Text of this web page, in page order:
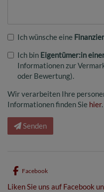
Ich wünsche eine
Ich bin Eigentümer:in
Informationen zur
oder Bewertung).
Wir verarbeiten Ihre
Informationen finden Sie hier.
Senden
Facebook
Liken Sie uns auf Facebook